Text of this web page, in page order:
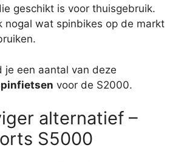
geschikt is voor thuisgebruik.
nogal wat spinbikes op de markt
je een aantal van deze
voor de S2000.
alternatief –
S5000